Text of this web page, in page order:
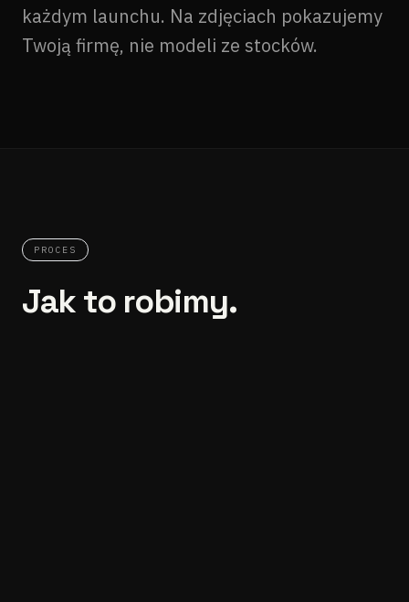
każdym launchu. Na zdjęciach pokazujemy
Twoją firmę, nie modeli ze stocków.
PROCES
Jak to robimy.